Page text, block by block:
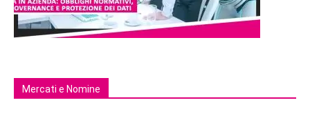
Mercati e Nomine